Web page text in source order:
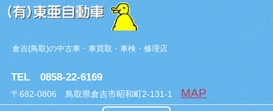
倉吉(鳥取)の中古車・車買取・車検・修理店
TEL 0858-22-6169
〒682-0806 鳥取県倉吉市昭和町2-131-1 MAP